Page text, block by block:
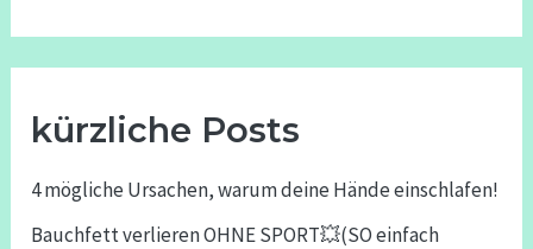
kürzliche Posts
4 mögliche Ursachen, warum deine Hände einschlafen!
Bauchfett verlieren OHNE SPORT💥(SO einfach